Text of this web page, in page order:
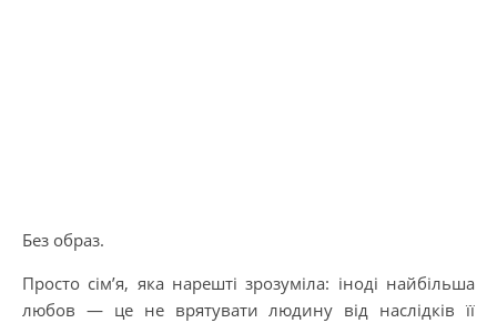
Без образ.
Просто сім’я, яка нарешті зрозуміла: іноді найбільша
любов — це не врятувати людину від наслідків її